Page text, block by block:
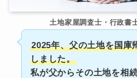
土地家屋調査士・行政書
2025年、父の土地を国庫
しました。
私が父からその土地を相